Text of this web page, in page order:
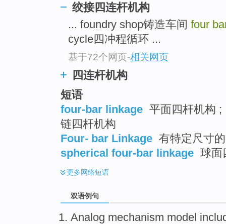
绞接四连杆机构
... foundry shop铸造车间 four
cycle四冲程循环 ...
基于72个网页-相关网页
四连杆机构
短语
four-bar linkage 平面四杆机构
链四杆机构
Four- bar Linkage 有特定尺寸
spherical four-bar linkage 球面
更多网络短语
双语例句
Analog mechanism model